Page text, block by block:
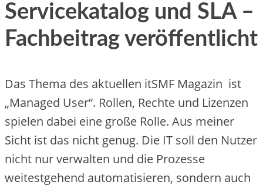
Servicekatalog und SLA –
Fachbeitrag veröffentlicht
Das Thema des aktuellen itSMF Magazin ist
„Managed User“. Rollen, Rechte und Lizenzen
spielen dabei eine große Rolle. Aus meiner
Sicht ist das nicht genug. Die IT soll den Nutzer
nicht nur verwalten und die Prozesse
weitestgehend automatisieren, sondern auch